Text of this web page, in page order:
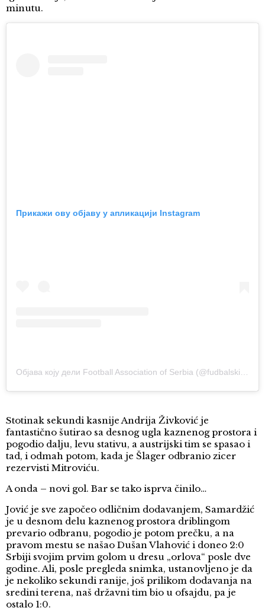
minutu.
Прикажи ову објаву у апликацији Instagram
Stotinak sekundi kasnije Andrija Živković je
fantastično šutirao sa desnog ugla kaznenog prostora i
pogodio dalju, levu stativu, a austrijski tim se spasao i
tad, i odmah potom, kada je Šlager odbranio zicer
rezervisti Mitroviću.
A onda – novi gol. Bar se tako isprva činilo…
Jović je sve započeo odličnim dodavanjem, Samardžić
je u desnom delu kaznenog prostora driblingom
prevario odbranu, pogodio je potom prečku, a na
pravom mestu se našao Dušan Vlahović i doneo 2:0
Srbiji svojim prvim golom u dresu „orlova“ posle dve
godine. Ali, posle pregleda snimka, ustanovljeno je da
je nekoliko sekundi ranije, još prilikom dodavanja na
sredini terena, naš državni tim bio u ofsajdu, pa je
ostalo 1:0.